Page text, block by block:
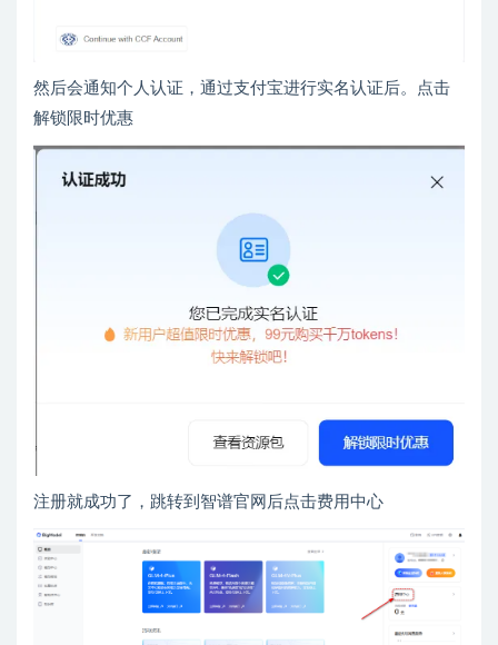
然后会通知个人认证，通过支付宝进行实名认证后。点击
解锁限时优惠
注册就成功了，跳转到智谱官网后点击费用中心